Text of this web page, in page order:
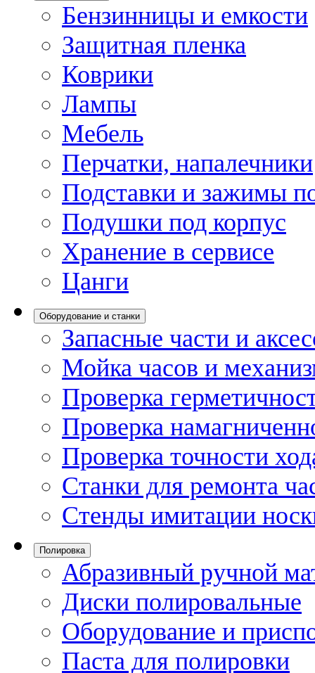
Бензинницы и емкости
Защитная пленка
Коврики
Лампы
Мебель
Перчатки, напалечники
Подставки и зажимы
Подушки под корпус
Хранение в сервисе
Цанги
Оборудование и станки
Запасные части и
Мойка часов и
Проверка
Проверка
Проверка точности
Станки для ремонта
Стенды имитации
Полировка
Абразивный ручной
Диски полировальные
Оборудование и
Паста для полировки